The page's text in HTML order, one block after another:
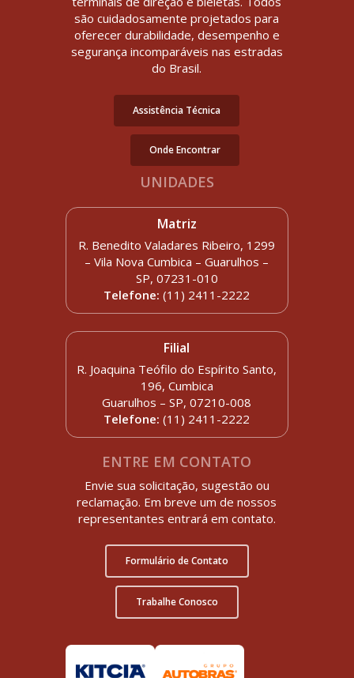
são cuidadosamente projetados para
oferecer durabilidade, desempenho e
segurança incomparáveis nas estradas
do Brasil.
Assistência Técnica
Onde Encontrar
UNIDADES
Matriz
R. Benedito Valadares Ribeiro, 1299
– Vila Nova Cumbica – Guarulhos –
SP, 07231-010
Telefone:(11) 2411-2222
Filial
R. Joaquina Teófilo do Espírito Santo,
196, Cumbica
Guarulhos – SP, 07210-008
Telefone: (11) 2411-2222
ENTRE EM CONTATO
Envie sua solicitação, sugestão ou
reclamação. Em breve um de nossos
representantes entrará em contato.
Formulário de Contato
Trabalhe Conosco